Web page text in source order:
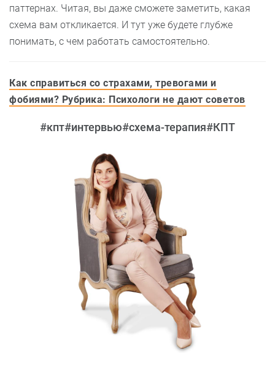
паттернах. Читая, вы даже сможете заметить, какая
схема вам откликается. И тут уже будете глубже
понимать, с чем работать самостоятельно.
Как справиться со страхами, тревогами и
фобиями? Рубрика: Психологи не дают советов
#кпт#интервью#схема-терапия#КПТ